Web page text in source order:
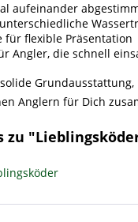
aufeinander
für flexible Präsentation
Angler, die schnell
Anglern für Dich